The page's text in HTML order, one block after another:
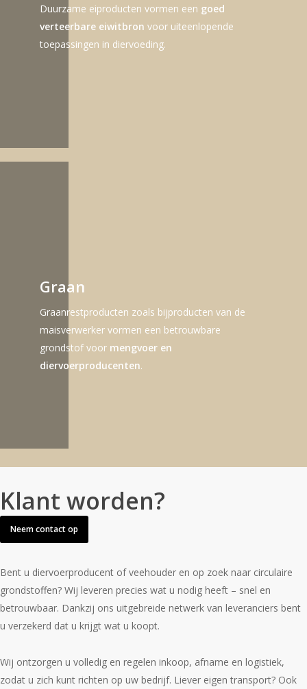
Duurzame eiproducten vormen een goed
verteerbare eiwitbron voor uiteenlopende
toepassingen in diervoeding.
Graan
Graanrestproducten zoals bijproducten van de
maisverwerker vormen een betrouwbare
grondstof voor mengvoer en
diervoerproducenten.
Klant worden?
Neem contact op
Bent u diervoerproducent of veehouder en op zoek naar circulaire
grondstoffen? Wij leveren precies wat u nodig heeft – snel en
betrouwbaar. Dankzij ons uitgebreide netwerk van leveranciers bent
u verzekerd dat u krijgt wat u koopt.
Wij ontzorgen u volledig en regelen inkoop, afname en logistiek,
zodat u zich kunt richten op uw bedrijf. Liever eigen transport? Ook